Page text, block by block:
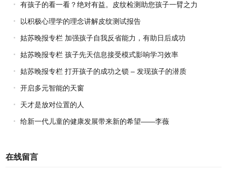
有孩子的看一看？绝对有益。皮纹检测助您孩子一臂之力
以积极心理学的理念讲解皮纹测试报告
姑苏晚报专栏 加强孩子自我反省能力，有助日后成功
姑苏晚报专栏 孩子先天信息接受模式影响学习效率
姑苏晚报专栏 打开孩子的成功之锁 – 发现孩子的潜质
开启多元智能的天窗
天才是放对位置的人
给新一代儿童的健康发展带来新的希望——李薇
在线留言